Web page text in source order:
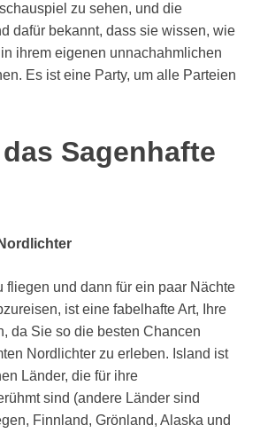
zu sehen, und die
dafür bekannt, dass sie wissen, wie
ihrem eigenen unnachahmlichen
Es ist eine Party, um alle Parteien
Sagenhafte
fliegen und dann für ein paar Nächte
ist eine fabelhafte Art, Ihre
da Sie so die besten Chancen
Nordlichter zu erleben. Island ist
Länder, die für ihre
sind (andere Länder sind
Finnland, Grönland, Alaska und